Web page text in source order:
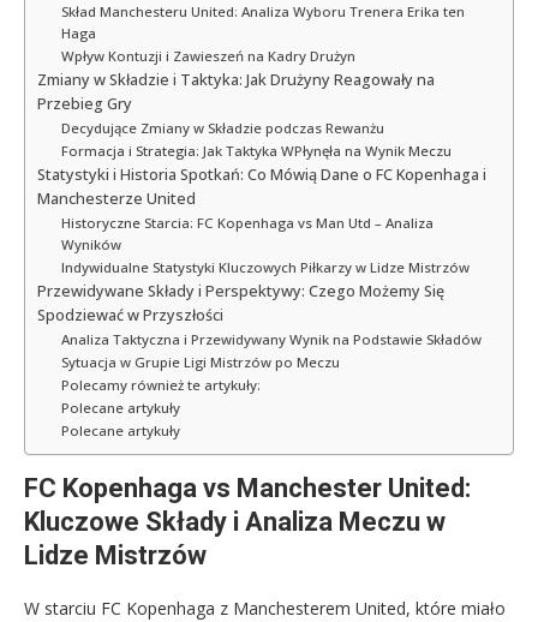
Skład Manchesteru United: Analiza Wyboru Trenera Erika ten
Haga
Wpływ Kontuzji i Zawieszeń na Kadry Drużyn
Zmiany w Składzie i Taktyka: Jak Drużyny Reagowały na
Przebieg Gry
Decydujące Zmiany w Składzie podczas Rewanżu
Formacja i Strategia: Jak Taktyka WPłynęła na Wynik Meczu
Statystyki i Historia Spotkań: Co Mówią Dane o FC Kopenhaga i
Manchesterze United
Historyczne Starcia: FC Kopenhaga vs Man Utd – Analiza
Wyników
Indywidualne Statystyki Kluczowych Piłkarzy w Lidze Mistrzów
Przewidywane Składy i Perspektywy: Czego Możemy Się
Spodziewać w Przyszłości
Analiza Taktyczna i Przewidywany Wynik na Podstawie Składów
Sytuacja w Grupie Ligi Mistrzów po Meczu
Polecamy również te artykuły:
Polecane artykuły
Polecane artykuły
FC Kopenhaga vs Manchester United:
Kluczowe Składy i Analiza Meczu w
Lidze Mistrzów
W starciu FC Kopenhaga z Manchesterem United, które miało